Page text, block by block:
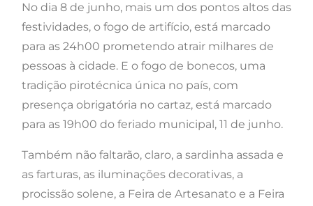
No dia 8 de junho, mais um dos pontos altos das
festividades, o fogo de artifício, está marcado
para as 24h00 prometendo atrair milhares de
pessoas à cidade. E o fogo de bonecos, uma
tradição pirotécnica única no país, com
presença obrigatória no cartaz, está marcado
para as 19h00 do feriado municipal, 11 de junho.
Também não faltarão, claro, a sardinha assada e
as farturas, as iluminações decorativas, a
procissão solene, a Feira de Artesanato e a Feira